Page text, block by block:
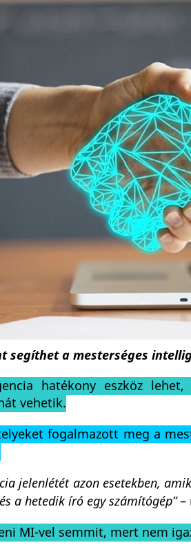
segíthet a mesterséges
hatékony eszköz
vehetik.
fogalmazott meg a
jelenlétét azon esetekben,
a hetedik író egy számítógép”–
MI-vel semmit, mert nem